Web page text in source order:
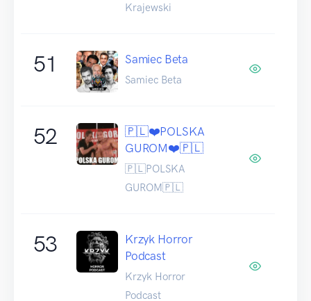
Krajewski
51 Samiec Beta
Samiec Beta
52
🇵🇱❤️POLSKA
GUROM❤️🇵🇱
🇵🇱POLSKA
GUROM🇵🇱
53
Krzyk Horror
Podcast
Krzyk Horror
Podcast